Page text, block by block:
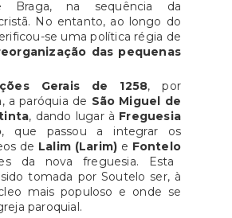
Braga, na sequência da
No entanto, ao longo do
se uma política régia de
das pequenas
Gerais de 1258, por
a paróquia de São Miguel de
, dando lugar à Freguesia
, que passou a integrar os
de Lalim (Larim) e Fontelo
da nova freguesia. Esta
tomada por Soutelo ser, à
mais populoso e onde se
paroquial.